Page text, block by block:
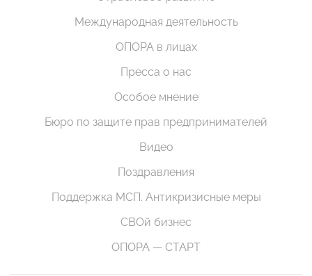
Международная деятельность
ОПОРА в лицах
Пресса о нас
Особое мнение
Бюро по защите прав предпринимателей
Видео
Поздравления
Поддержка МСП. Антикризисные меры
СВОй бизнес
ОПОРА — СТАРТ